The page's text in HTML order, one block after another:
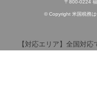
〒800-0224
© Copyright 米国税務
【対応エリア】全国対